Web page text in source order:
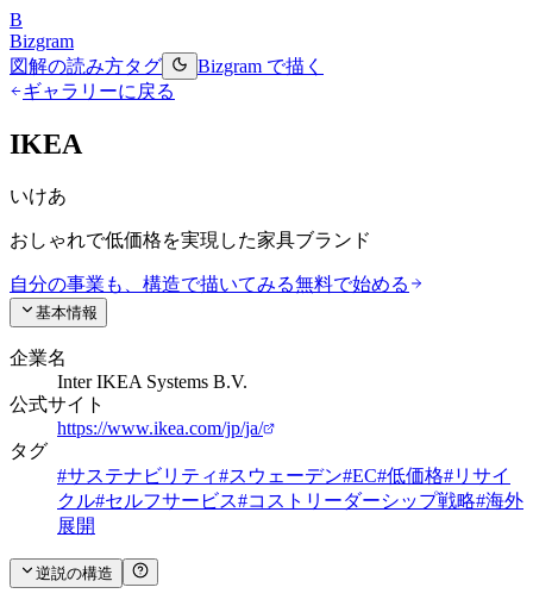
B
Bizgram
図解の読み方タグ
Bizgram で描く
ギャラリーに戻る
IKEA
いけあ
おしゃれで低価格を実現した家具ブランド
自分の事業も、構造で描いてみる無料で始める
基本情報
企業名
Inter IKEA Systems B.V.
公式サイト
https://www.ikea.com/jp/ja/
タグ
#サステナビリティ#スウェーデン#EC#低価格#リサイ
クル#セルフサービス#コストリーダーシップ戦略#海外
展開
逆説の構造